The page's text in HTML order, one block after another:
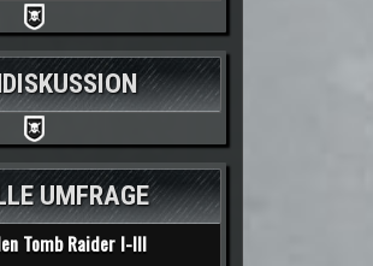
UMFRAGE
Tomb Raider I-III